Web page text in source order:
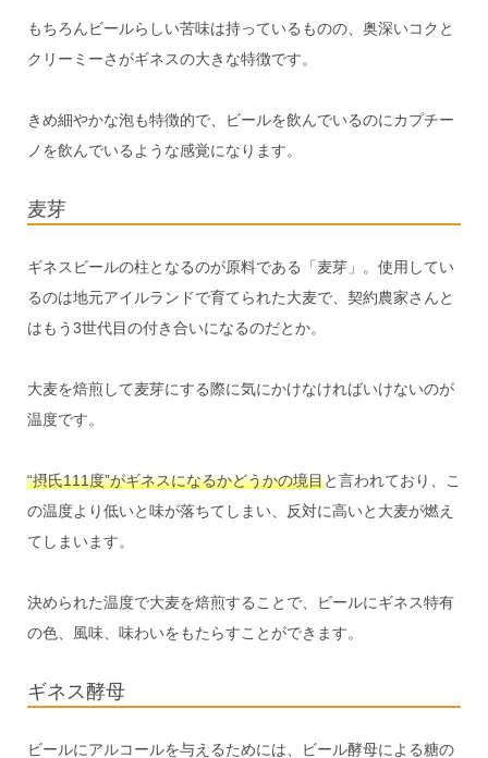
もちろんビールらしい苦味は持っているものの、奥深いコクと
クリーミーさがギネスの大きな特徴です。
きめ細やかな泡も特徴的で、ビールを飲んでいるのにカプチー
ノを飲んでいるような感覚になります。
麦芽
ギネスビールの柱となるのが原料である「麦芽」。使用してい
るのは地元アイルランドで育てられた大麦で、契約農家さんと
はもう3世代目の付き合いになるのだとか。
大麦を焙煎して麦芽にする際に気にかけなければいけないのが
温度です。
“摂氏111度”がギネスになるかどうかの境目と言われており、こ
の温度より低いと味が落ちてしまい、反対に高いと大麦が燃え
てしまいます。
決められた温度で大麦を焙煎することで、ビールにギネス特有
の色、風味、味わいをもたらすことができます。
ギネス酵母
ビールにアルコールを与えるためには、ビール酵母による糖の